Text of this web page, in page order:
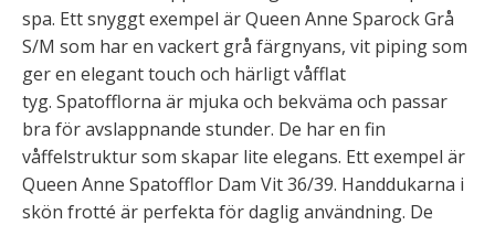
spa. Ett snyggt exempel är Queen Anne Sparock Grå
S/M som har en vackert grå färgnyans, vit piping som
ger en elegant touch och härligt våfflat
tyg. Spatofflorna är mjuka och bekväma och passar
bra för avslappnande stunder. De har en fin
våffelstruktur som skapar lite elegans. Ett exempel är
Queen Anne Spatofflor Dam Vit 36/39. Handdukarna i
skön frotté är perfekta för daglig användning. De